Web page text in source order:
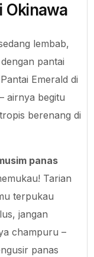
Okinawa
lembab,
pantai
Emerald di
airnya begitu
berenang di
panas
Tarian
terpukau
jangan
champuru –
panas